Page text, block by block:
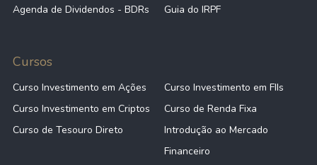
Agenda de Dividendos - BDRs Guia do IRPF
Cursos
Curso Investimento em Ações
Curso Investimento em FIIs
Curso Investimento em Criptos
Curso de Renda Fixa
Curso de Tesouro Direto
Introdução ao Mercado
Financeiro